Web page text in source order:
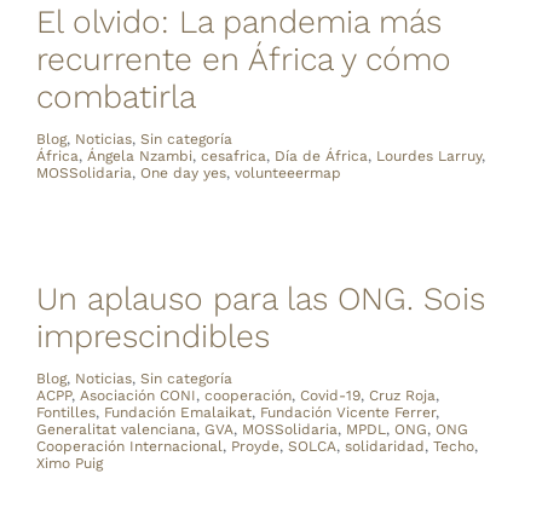
El olvido: La pandemia más
recurrente en África y cómo
combatirla
Blog, Noticias, Sin categoría
África, Ángela Nzambi, cesafrica, Día de África, Lourdes Larruy,
MOSSolidaria, One day yes, volunteeermap
Un aplauso para las ONG. Sois
imprescindibles
Blog, Noticias, Sin categoría
ACPP, Asociación CONI, cooperación, Covid-19, Cruz Roja,
Fontilles, Fundación Emalaikat, Fundación Vicente Ferrer,
Generalitat valenciana, GVA, MOSSolidaria, MPDL, ONG, ONG
Cooperación Internacional, Proyde, SOLCA, solidaridad, Techo,
Ximo Puig